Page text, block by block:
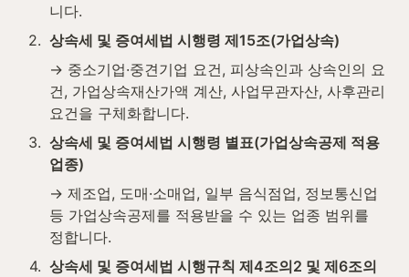
니다.
2. 상속세 및 증여세법 시행령 제15조(가업상속)
→ 중소기업·중견기업 요건, 피상속인과 상속인의 요
건, 가업상속재산가액 계산, 사업무관자산, 사후관리
요건을 구체화합니다.
3. 상속세 및 증여세법 시행령 별표(가업상속공제 적용
업종)
→ 제조업, 도매·소매업, 일부 음식점업, 정보통신업
등 가업상속공제를 적용받을 수 있는 업종 범위를
정합니다.
4. 상속세 및 증여세법 시행규칙 제4조의2 및 제6조의